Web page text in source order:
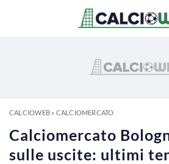
CALCIOWEB» CALCIOMERCATO
Calciomercato
sulle uscite: ultimi